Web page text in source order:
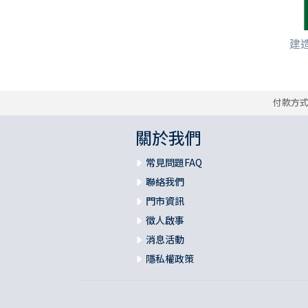
建
付款方
關於我們
常見問題FAQ
聯絡我們
門市資訊
徵人啟事
消息活動
隱私權政策